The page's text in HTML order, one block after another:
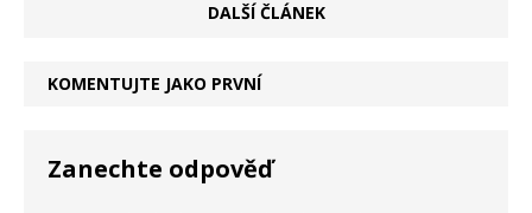
DALŠÍ ČLÁNEK
KOMENTUJTE JAKO PRVNÍ
Zanechte odpověď